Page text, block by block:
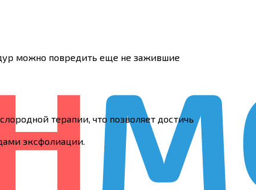
можно повредить еще не зажившие
терапии, что позволяет достичь
эксфолиации.